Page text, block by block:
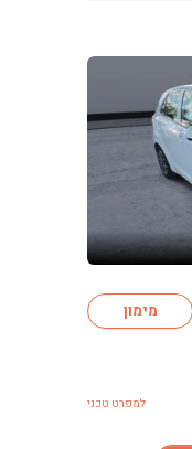
מימון
למפרט טכני